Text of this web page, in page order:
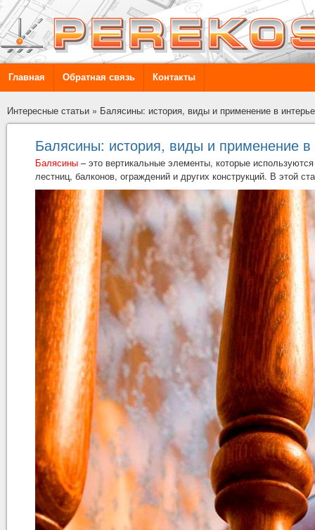
Главная Обратная связь Контакты
Интересные статьи » Балясины: история, виды и применение в
Балясины: история, виды и применение в
Балясины – это вертикальные элементы, которые
лестниц, балконов, ограждений и других конструкций. В этой